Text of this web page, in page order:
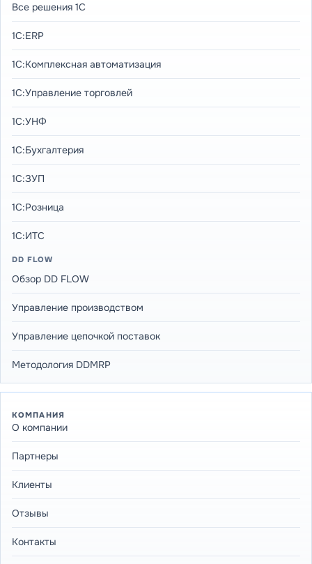
Все решения 1С
1С:ERP
1С:Комплексная автоматизация
1С:Управление торговлей
1С:УНФ
1С:Бухгалтерия
1С:ЗУП
1С:Розница
1С:ИТС
DD FLOW
Обзор DD FLOW
Управление производством
Управление цепочкой поставок
Методология DDMRP
КОМПАНИЯ
О компании
Партнеры
Клиенты
Отзывы
Контакты